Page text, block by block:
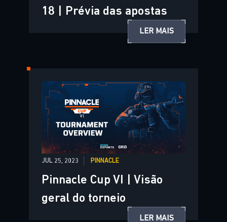
18 | Prévia das apostas
LER MAIS
JUL 25, 2023 PINNACLE
Pinnacle Cup VI | Visão
geral do torneio
LER MAIS